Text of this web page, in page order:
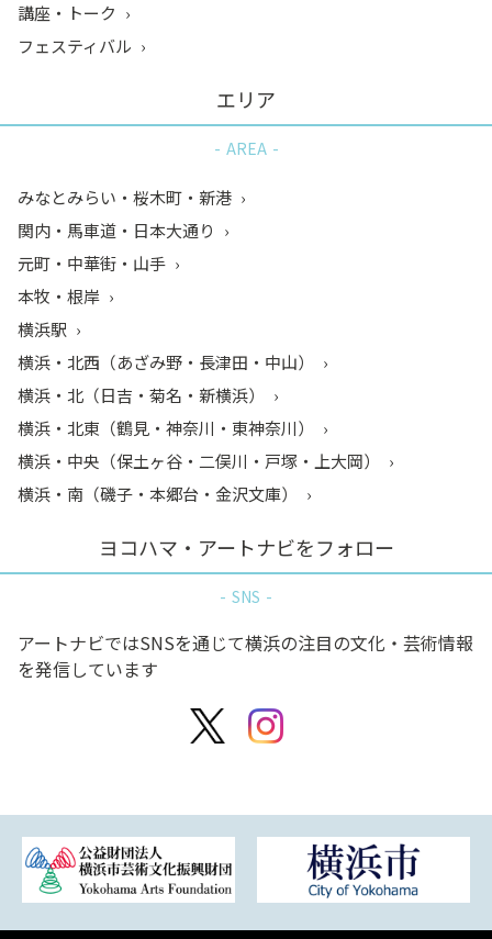
講座・トーク
フェスティバル
エリア
AREA
みなとみらい・桜木町・新港
関内・馬車道・日本大通り
元町・中華街・山手
本牧・根岸
横浜駅
横浜・北西（あざみ野・長津田・中山）
横浜・北（日吉・菊名・新横浜）
横浜・北東（鶴見・神奈川・東神奈川）
横浜・中央（保土ヶ谷・二俣川・戸塚・上大岡）
横浜・南（磯子・本郷台・金沢文庫）
ヨコハマ・アートナビをフォロー
SNS
アートナビではSNSを通じて横浜の注目の文化・芸術情報
を発信しています